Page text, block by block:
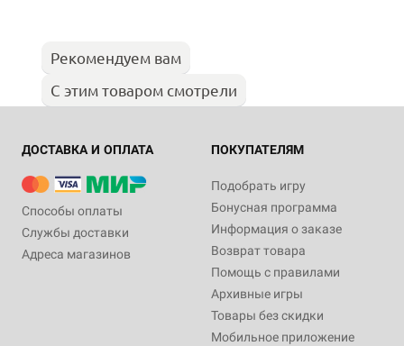
Рекомендуем вам
С этим товаром смотрели
ДОСТАВКА И ОПЛАТА
Способы оплаты
Службы доставки
Адреса магазинов
ПОКУПАТЕЛЯМ
Подобрать игру
Бонусная программа
Информация о заказе
Возврат товара
Помощь с правилами
Архивные игры
Товары без скидки
Мобильное приложение